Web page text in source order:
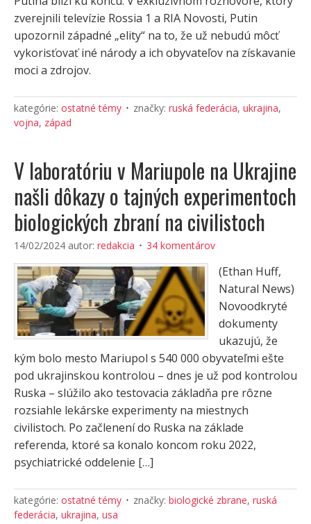
zverejnili televízie Rossia 1 a RIA Novosti, Putin
upozornil západné „elity“ na to, že už nebudú môcť
vykorisťovať iné národy a ich obyvateľov na získavanie
moci a zdrojov.
kategórie: ostatné témy značky: ruská federácia, ukrajina,
vojna, západ
V laboratóriu v Mariupole na Ukrajine
našli dôkazy o tajných experimentoch
biologických zbraní na civilistoch
14/02/2024 autor: redakcia 34 komentárov
(Ethan Huff,
Natural News)
Novoodkryté
dokumenty
ukazujú, že
kým bolo mesto Mariupol s 540 000 obyvateľmi ešte
pod ukrajinskou kontrolou – dnes je už pod kontrolou
Ruska – slúžilo ako testovacia základňa pre rôzne
rozsiahle lekárske experimenty na miestnych
civilistoch. Po začlenení do Ruska na základe
referenda, ktoré sa konalo koncom roku 2022,
psychiatrické oddelenie […]
kategórie: ostatné témy značky: biologické zbrane, ruská
federácia, ukrajina, usa